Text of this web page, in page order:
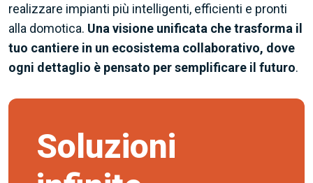
realizzare impianti più intelligenti, efficienti e pronti
alla domotica. Una visione unificata che trasforma il
tuo cantiere in un ecosistema collaborativo, dove
ogni dettaglio è pensato per semplificare il futuro.
Soluzioni